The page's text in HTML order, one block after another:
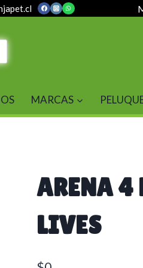
MARCAS
ARENA 4
LIVES